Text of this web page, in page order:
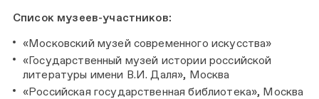
Список музеев-участников:
«Московский музей современного искусства»
«Государственный музей истории российской
литературы имени В.И. Даля», Москва
«Российская государственная библиотека», Москва